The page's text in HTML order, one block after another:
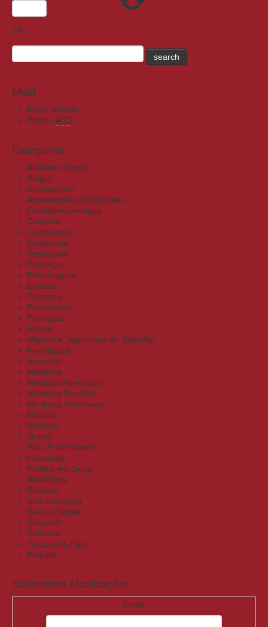
=
28
Meta
Iniciar sessão
Entries RSS
Categorias
Análises Clínicas
Artigos
Associações
Associações Profissionais
Cardiopneumologia
Colóquio
Conferência
Congresso
Destaques
Emprego
Enfermagem
Eventos
Farmácia
Fisioterapia
Formação
Fórum
Higiene e Segurança no Trabalho
Investigação
Jornadas
Medicina
Medicina Alternativa
Medicina Dentária
Medicina Veterinária
Notícias
Nutrição
Outros
Para Profissionais
Psicologia
Público em Geral
Radiologia
Revistas
Sem categoria
Serviço Social
Simpósio
Software
Terapia da Fala
Website
Subscrever Atualizações
Email: